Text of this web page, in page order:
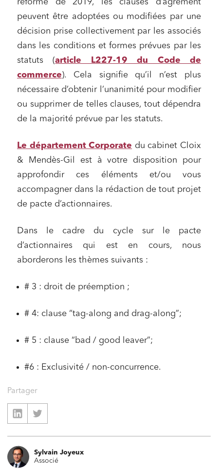
réforme de 2019, les clauses d’agrément
peuvent être adoptées ou modifiées par une
décision prise collectivement par les associés
dans les conditions et formes prévues par les
statuts (article L227-19 du Code de
commerce). Cela signifie qu’il n’est plus
nécessaire d’obtenir l’unanimité pour modifier
ou supprimer de telles clauses, tout dépendra
de la majorité prévue par les statuts.
Le département Corporate du cabinet Cloix
& Mendès-Gil est à votre disposition pour
approfondir ces éléments et/ou vous
accompagner dans la rédaction de tout projet
de pacte d’actionnaires.
Dans le cadre du cycle sur le pacte
d’actionnaires qui est en cours, nous
aborderons les thèmes suivants :
# 3 : droit de préemption ;
# 4: clause “tag-along and drag-along”;
# 5 : clause “bad / good leaver”;
#6 : Exclusivité / non-concurrence.
Partager
Sylvain Joyeux
Associé